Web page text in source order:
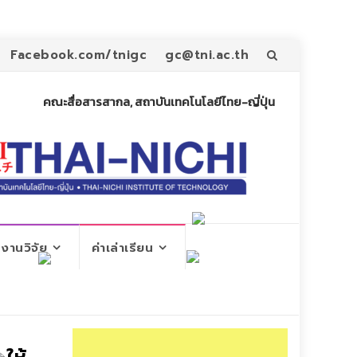
Skip
Facebook.com/tnigc gc@tni.ac.th
คณะสื่อสารสากล, สถาบันเทคโนโลยีไทย-ญี่ปุ่น
งานวิจัย ค่าเล่าเรียน